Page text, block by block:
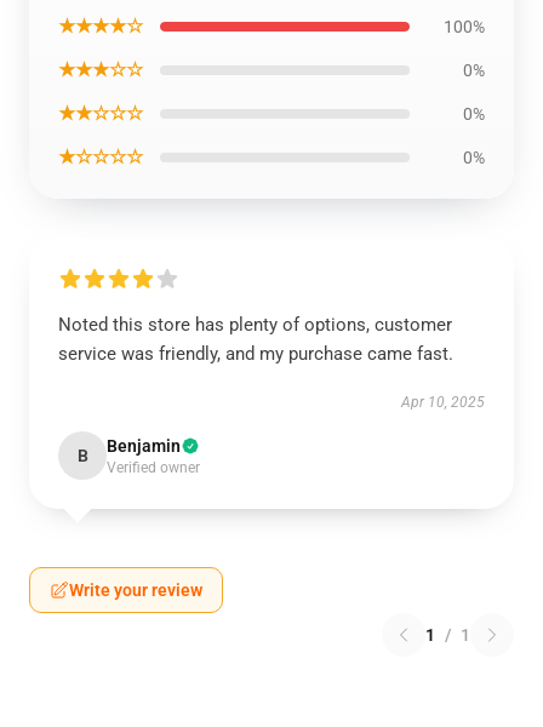
★★★★☆ 100%
★★★☆☆ 0%
★★☆☆☆ 0%
★☆☆☆☆ 0%
Noted this store has plenty of options, customer
service was friendly, and my purchase came fast.
Apr 10, 2025
B Benjamin
Verified owner
Write your review
1 / 1